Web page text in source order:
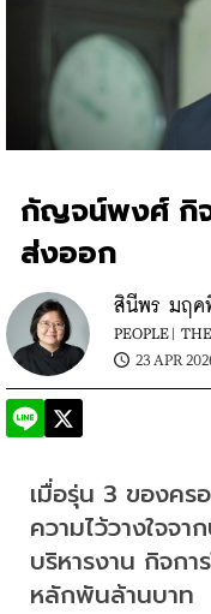
กัญจน์พงศ์ กิจ
ส่งออก
สินีพร มฤคพิ
PEOPLE |
23 APR
เมื่อรุ่น 3 ของคร
ความไว้วางใจจ
บริหารงาน กิจกา
หลักพันล้านบาท